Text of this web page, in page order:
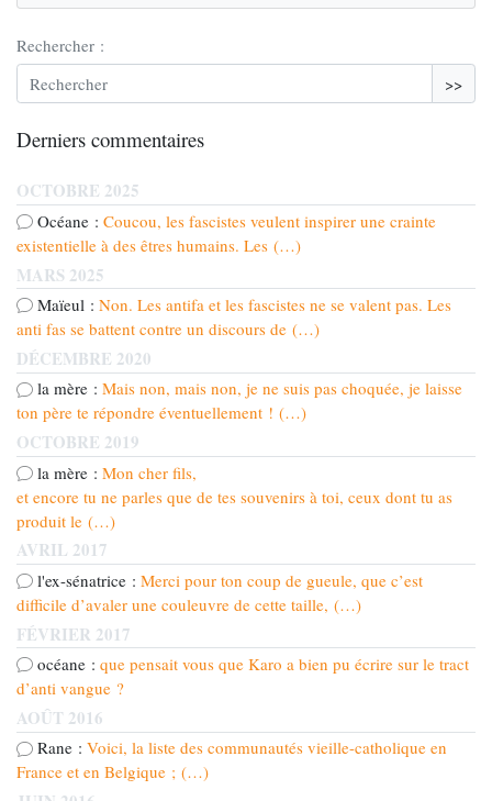
Rechercher :
>>
Derniers commentaires
OCTOBRE 2025
Océane : Coucou, les fascistes veulent inspirer une crainte
existentielle à des êtres humains. Les (…)
MARS 2025
Maïeul : Non. Les antifa et les fascistes ne se valent pas. Les
anti fas se battent contre un discours de (…)
DÉCEMBRE 2020
la mère : Mais non, mais non, je ne suis pas choquée, je laisse
ton père te répondre éventuellement ! (…)
OCTOBRE 2019
la mère : Mon cher fils,
et encore tu ne parles que de tes souvenirs à toi, ceux dont tu as
produit le (…)
AVRIL 2017
l'ex-sénatrice : Merci pour ton coup de gueule, que c’est
difficile d’avaler une couleuvre de cette taille, (…)
FÉVRIER 2017
océane : que pensait vous que Karo a bien pu écrire sur le tract
d’anti vangue ?
AOÛT 2016
Rane : Voici, la liste des communautés vieille-catholique en
France et en Belgique ; (…)